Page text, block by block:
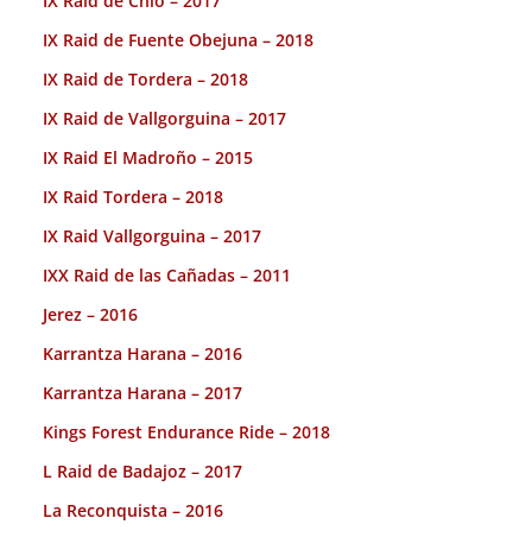
IX Raid de Fuente Obejuna – 2018
IX Raid de Tordera – 2018
IX Raid de Vallgorguina – 2017
IX Raid El Madroño – 2015
IX Raid Tordera – 2018
IX Raid Vallgorguina – 2017
IXX Raid de las Cañadas – 2011
Jerez – 2016
Karrantza Harana – 2016
Karrantza Harana – 2017
Kings Forest Endurance Ride – 2018
L Raid de Badajoz – 2017
La Reconquista – 2016